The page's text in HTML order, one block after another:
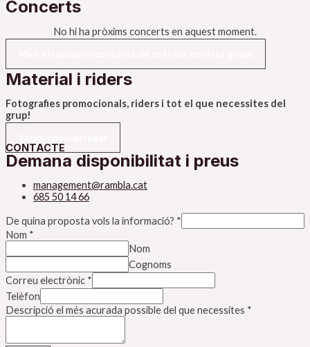
Concerts
No hi ha pròxims concerts en aquest moment.
Material i riders
Fotografies promocionals, riders i tot el que necessites del
grup!
CONTACTE
Demana disponibilitat i preus
management@rambla.cat
685 50 14 66
De quina proposta vols la informació? *
Nom *
Nom
Cognoms
Correu electrònic *
Telèfon
Descripció el més acurada possible del que necessites *